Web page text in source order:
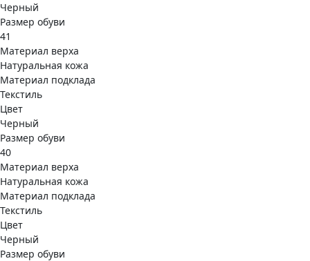
Черный
Размер обуви
41
Материал верха
Натуральная кожа
Материал подклада
Текстиль
Цвет
Черный
Размер обуви
40
Материал верха
Натуральная кожа
Материал подклада
Текстиль
Цвет
Черный
Размер обуви